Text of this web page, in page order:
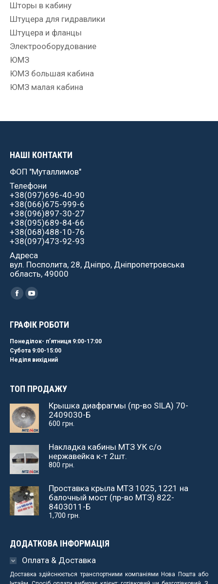
Шторы в кабину
Штуцера для гидравлики
Штуцера и фланцы
Электрооборудование
ЮМЗ
ЮМЗ большая кабина
ЮМЗ малая кабина
НАШІ КОНТАКТИ
ФОП "Муталлимов"
Телефони
+38(097)696-40-90
+38(066)675-999-6
+38(096)897-30-27
+38(095)689-84-66
+38(068)488-10-76
+38(097)473-92-93
Адреса
вул. Посполита, 28, Дніпро, Дніпропетровська
область, 49000
Найдите нас:
Facebook
YouTube
ГРАФІК РОБОТИ
Понеділок- пʼятниця 9:00-17:00
Субота 9:00-15:00
Неділя вихідний
ТОП ПРОДАЖУ
Крышка диафрагмы (пр-во SILA) 70-
2409030-Б
600 грн.
Накладка кабины МТЗ УК с/о
нержавейка к-т 2шт.
800 грн.
Проставка крыла МТЗ 1025, 1221 на
балочный мост (пр-во МТЗ) 822-
8403011-Б
1,700 грн.
ДОДАТКОВА ІНФОРМАЦІЯ
Оплата & Доставка
Доставка здійснюється транспортними компаніями Нова Пошта або